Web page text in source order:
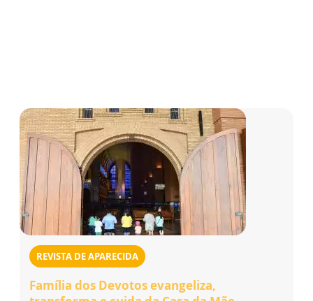
REVISTA DE APARECIDA
Família dos Devotos evangeliza,